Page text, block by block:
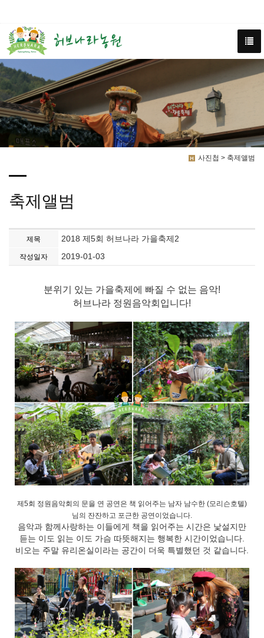
사진첩 > 축제앨범
축제앨범
제목 2018 제5회 허브나라 가을축제2
작성일자 2019-01-03
분위기 있는 가을축제에 빠질 수 없는 음악!
허브나라 정원음악회입니다!
제5회 정원음악회의 문을 연 공연은 책 읽어주는 남자 남수한 (모리슨호텔)
님의 잔잔하고 포근한 공연이었습니다.
음악과 함께사랑하는 이들에게 책을 읽어주는 시간은 낯설지만
듣는 이도 읽는 이도 가슴 따뜻해지는 행복한 시간이었습니다.
비오는 주말 유리온실이라는 공간이 더욱 특별했던 것 같습니다.